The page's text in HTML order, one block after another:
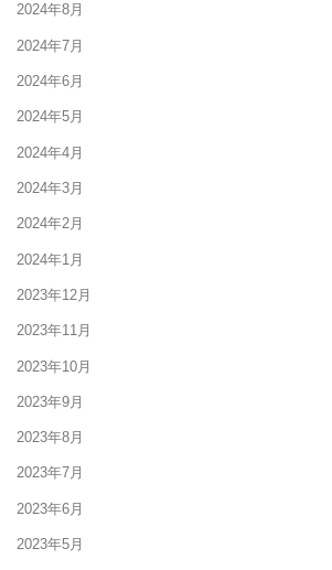
2024年8月
2024年7月
2024年6月
2024年5月
2024年4月
2024年3月
2024年2月
2024年1月
2023年12月
2023年11月
2023年10月
2023年9月
2023年8月
2023年7月
2023年6月
2023年5月